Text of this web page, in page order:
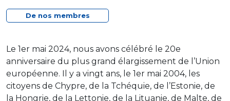
De nos membres
Le 1er mai 2024, nous avons célébré le 20e
anniversaire du plus grand élargissement de l’Union
européenne. Il y a vingt ans, le 1er mai 2004, les
citoyens de Chypre, de la Tchéquie, de l’Estonie, de
la Hongrie, de la Lettonie, de la Lituanie, de Malte, de